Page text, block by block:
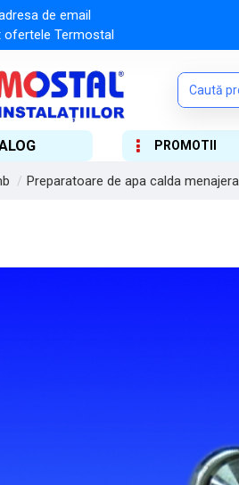
de email
ofertele Termostal
PROMOTII
Preparatoare de apa calda menajera